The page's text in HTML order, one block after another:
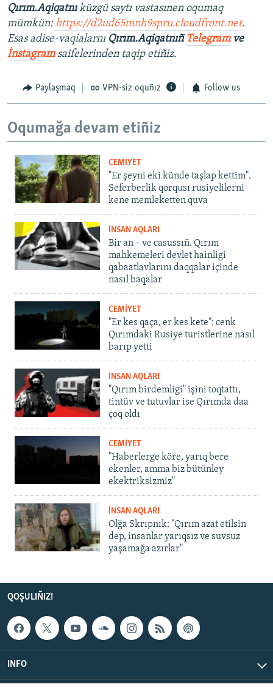
Qırım.Aqiqatnıküzgü saytı vastasınen oqumaq
mümkün: https://d2ud65mnh9spru.cloudfront.net.
Esas adise-vaqialarnı Qırım.Aqiqatnıñ Telegramve
İnstagram saifelerinden taqip etiñiz.
Paylaşmaq VPN-siz oquñız Follow us
Oqumağa devam etiñiz
CEMİYET
"Er şeyni eki künde taşlap kettim".
Seferberlik qorqusı rusiyelilerni
kene memleketten quva
İNSAN AQLARI
Bir an – ve casussıñ. Qırım
mahkemeleri devlet hainligi
qabaatlavlarını daqqalar içinde
nasıl baqalar
CEMİYET
"Er kes qaça, er kes kete": cenk
Qırımdaki Rusiye turistlerine nasıl
barıp yetti
İNSAN AQLARI
"Qırım birdemligi" işini toqtattı,
tintüv ve tutuvlar ise Qırımda daa
çoq oldı
CEMİYET
"Haberlerge köre, yarıq bere
ekenler, amma biz bütünley
ekektriksizmiz"
İNSAN AQLARI
Olğa Skrıpnık: "Qırım azat etilsin
dep, insanlar yarıqsız ve suvsuz
yaşamağa azırlar"
QOŞULIÑIZ!
INFO